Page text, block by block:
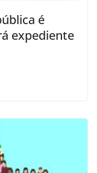
é
expediente